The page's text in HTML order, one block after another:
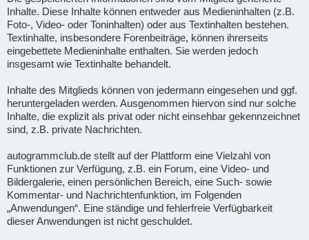
Inhalte. Diese Inhalte können entweder aus Medieninhalten (z.B.
Foto-, Video- oder Toninhalten) oder aus Textinhalten bestehen.
Textinhalte, insbesondere Forenbeiträge, können ihrerseits
eingebettete Medieninhalte enthalten. Sie werden jedoch
insgesamt wie Textinhalte behandelt.
Inhalte des Mitglieds können von jedermann eingesehen und ggf.
heruntergeladen werden. Ausgenommen hiervon sind nur solche
Inhalte, die explizit als privat oder nicht einsehbar gekennzeichnet
sind, z.B. private Nachrichten.
autogrammclub.de stellt auf der Plattform eine Vielzahl von
Funktionen zur Verfügung, z.B. ein Forum, eine Video- und
Bildergalerie, einen persönlichen Bereich, eine Such- sowie
Kommentar- und Nachrichtenfunktion, im Folgenden
„Anwendungen“. Eine ständige und fehlerfreie Verfügbarkeit
dieser Anwendungen ist nicht geschuldet.